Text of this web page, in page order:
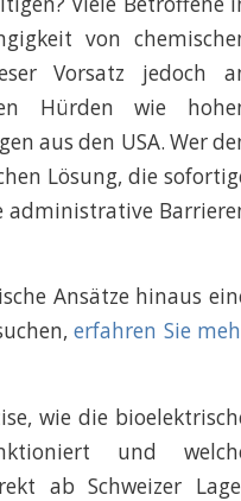
von
Vorsatz jedoch
Hürden wie
aus den USA. Wer
Lösung, die
administrative
Ansätze hinaus
erfahren Sie
wie die
und
ab Schweizer